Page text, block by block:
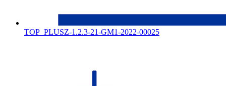
TOP_PLUSZ-1.2.3-21-GM1-2022-00025